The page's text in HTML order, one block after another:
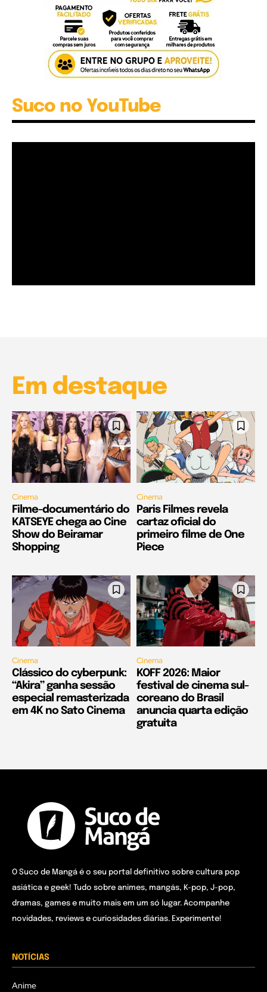
Suco no YouTube
Em destaque
Cinema
Filme-documentário do
KATSEYE chega ao Cine
Show do Beiramar
Shopping
Cinema
Paris Filmes revela
cartaz oficial do
primeiro filme de One
Piece
Cinema
Clássico do cyberpunk:
“Akira” ganha sessão
especial remasterizada
em 4K no Sato Cinema
Cinema
KOFF 2026: Maior
festival de cinema sul-
coreano do Brasil
anuncia quarta edição
gratuita
O Suco de Mangá é o seu portal definitivo sobre cultura pop
asiática e geek! Tudo sobre animes, mangás, K-pop, J-pop,
dramas, games e muito mais em um só lugar. Acompanhe
novidades, reviews e curiosidades diárias. Experimente!
NOTÍCIAS
Anime